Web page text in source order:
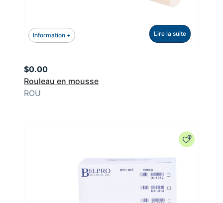
Information + Lire la suite
Rouleau en mousse
$0.00
ROU